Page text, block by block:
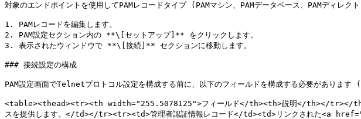
対象のエンドポイントを使用してPAMレコードタイプ (PAMマシン、PAMデータベース、PAMディ
1. PAMレコードを編集します。
2. PAM設定セクション内の **\[セットアップ]** をクリックします。
3. 表示されたウィンドウで **\[接続]** セクションに移動します。
### 接続設定の構成
PAM設定画面でTelnetプロトコル設定を構成する前に、以下のフィールドを構成する必要がありま
<table><thead><tr><th width="255.5078125">フィールド</th><th>説明</th></tr></
スを提供します。</td></tr><tr><td>管理者認証情報レコード</td><td>リンクされた<a href="/